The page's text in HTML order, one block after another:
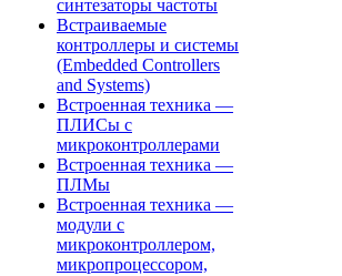
синтезаторы частоты
Встраиваемые
контроллеры и системы
(Embedded Controllers
and Systems)
Встроенная техника —
ПЛИСы с
микроконтроллерами
Встроенная техника —
ПЛМы
Встроенная техника —
модули с
микроконтроллером,
микропроцессором,